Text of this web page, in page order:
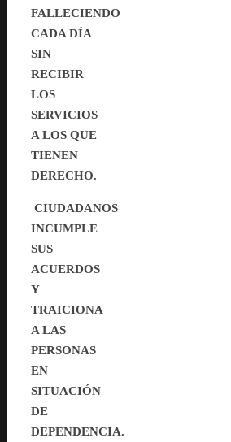
FALLECIENDO
CADA DÍA
SIN
RECIBIR
LOS
SERVICIOS
A LOS QUE
TIENEN
DERECHO.
CIUDADANOS
INCUMPLE
SUS
ACUERDOS
Y
TRAICIONA
A LAS
PERSONAS
EN
SITUACIÓN
DE
DEPENDENCIA.